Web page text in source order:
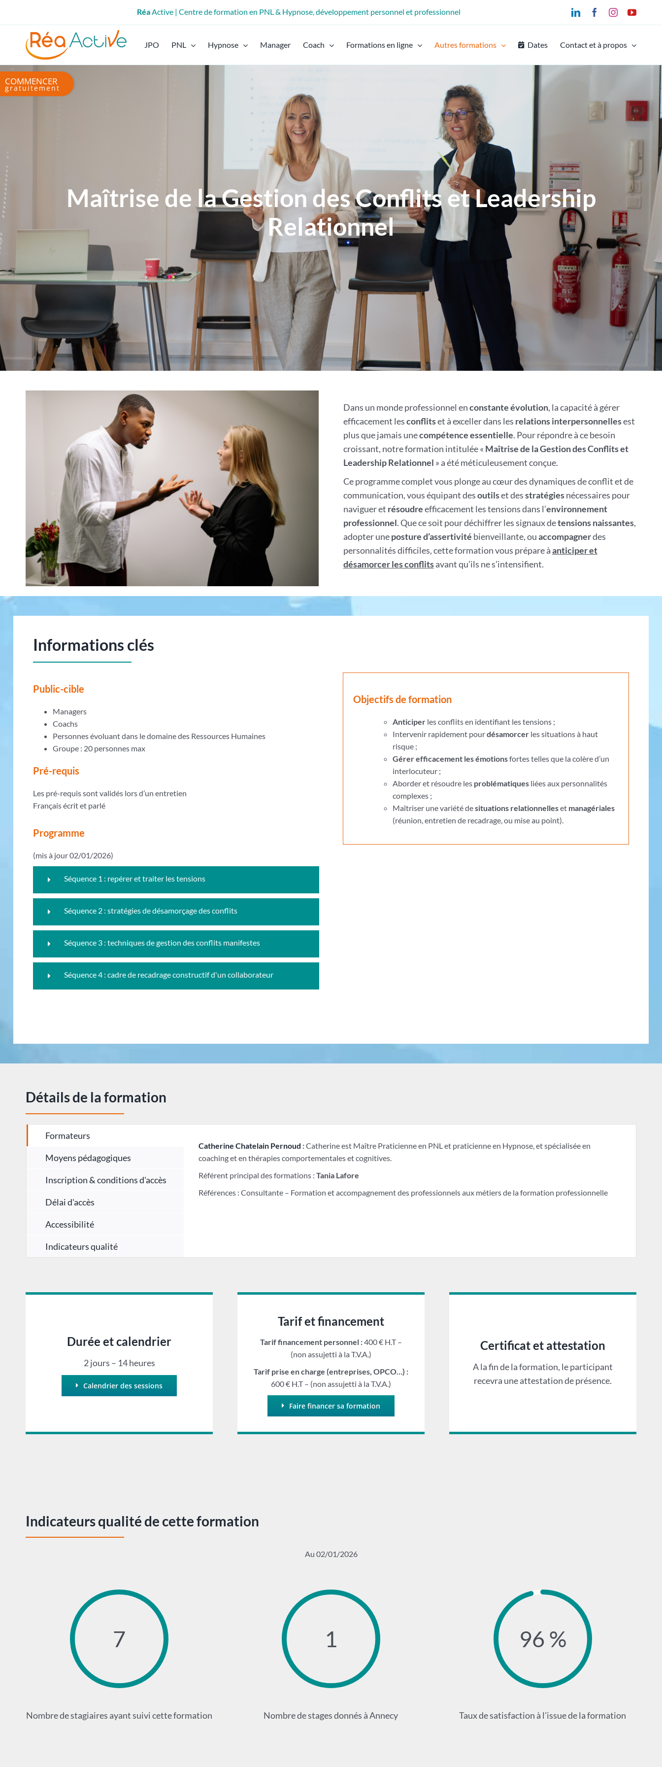
RéaActive | Centre de formation en PNL & Hypnose, développement personnel et professionnel LinkedInFacebookInstagram
JPO PNL Hypnose Manager Coach Formations en ligne Autres formations Dates Contact et à propos
Maîtrise de la Gestion des Conflits et Leadership
Relationnel
Dans un monde professionnel enconstante évolution, la capacité à gérer
efficacement lesconflitset à exceller dans les relations interpersonnellesest
plus que jamais unecompétence essentielle. Pour répondre à ce besoin
croissant, notre formation intitulée « Maîtrise de la Gestion des Conflits et
Leadership Relationnel » a été méticuleusement conçue.
Ce programme complet vous plonge au cœur des dynamiques de conflit et de
communication, vous équipant desoutilset desstratégiesnécessaires pour
naviguer et résoudreefficacement les tensions dans l’environnement
professionnel. Que ce soit pour déchiffrer les signaux detensions naissantes,
adopter uneposture d’assertivité bienveillante, ouaccompagnerdes
personnalités difficiles, cette formation vous prépare àanticiper et
désamorcer les conflitsavant qu’ils ne s’intensifient.
Informations clés
Public-cible
Managers
Coachs
Personnes évoluant dans le domaine des Ressources Humaines
Groupe : 20 personnes max
Pré-requis
Les pré-requis sont validés lors d’un entretien
Français écrit et parlé
Programme
(mis à jour 02/01/2026)
Séquence 1 : repérer et traiter les tensions
Séquence 2 : stratégies de désamorçage des conflits
Séquence 3 : techniques de gestion des conflits manifestes
Séquence 4 : cadre de recadrage constructif d'un collaborateur
Objectifs de formation
Anticiper les conflits en identifiant les tensions ;
Intervenir rapidement pourdésamorcer les situations à haut
risque ;
Gérer efficacement les émotionsfortes telles que la colère d’un
interlocuteur ;
Aborder et résoudre les problématiques liées aux personnalités
complexes ;
Maîtriser une variété desituations relationnelleset managériales
(réunion, entretien de recadrage, ou mise au point).
Détails de la formation
Formateurs
Moyens pédagogiques
Inscription & conditions d'accès
Délai d'accès
Accessibilité
Indicateurs qualité
Catherine Chatelain Pernoud :Catherine est Maître Praticienne en PNL et praticienne en Hypnose, et spécialisée en
coaching et en thérapies comportementales et cognitives.
Référent principal des formations : Tania Lafore
Références : Consultante – Formation et accompagnement des professionnels aux métiers de la formation professionnelle
Durée et calendrier
2 jours – 14 heures
Calendrier des sessions
Tarif et financement
Tarif financement personnel :400 € H.T –
(non assujetti à la T.V.A.)
Tarif prise en charge (entreprises, OPCO…) :
600 € H.T – (non assujetti à la T.V.A.)
Faire financer sa formation
Certificat et attestation
A la fin de la formation, le participant
recevra une attestation de présence.
Indicateurs qualité de cette formation
Au 02/01/2026
7
Nombre de stagiaires ayant suivi cette formation
1
Nombre de stages donnés à Annecy
96 %
Taux de satisfaction à l’issue de la formation
Bascule
de
barre
coulissante